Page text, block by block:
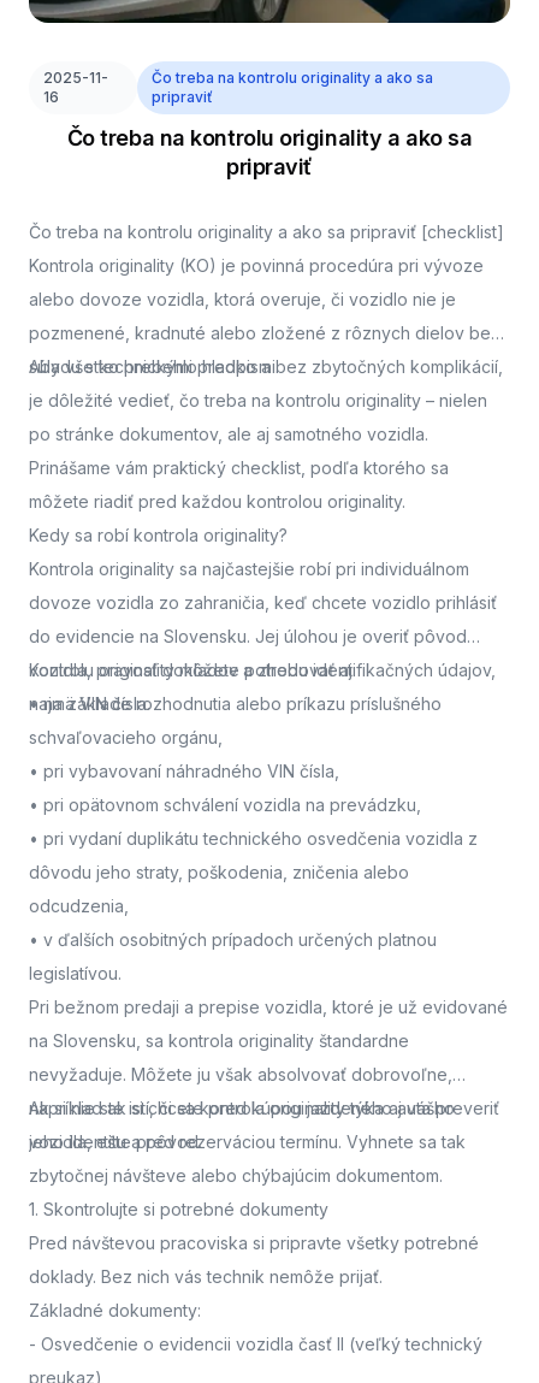
2025-11-
16
Čo treba na kontrolu originality a ako sa
pripraviť
Čo treba na kontrolu originality a ako sa
pripraviť
Čo treba na kontrolu originality a ako sa pripraviť [checklist]
Kontrola originality (KO) je povinná procedúra pri vývoze
alebo dovoze vozidla, ktorá overuje, či vozidlo nie je
pozmenené, kradnuté alebo zložené z rôznych dielov bez
súladu s technickými predpismi.
Aby všetko prebehlo hladko a bez zbytočných komplikácií,
je dôležité vedieť, čo treba na kontrolu originality – nielen
po stránke dokumentov, ale aj samotného vozidla.
Prinášame vám praktický checklist, podľa ktorého sa
môžete riadiť pred každou kontrolou originality.
Kedy sa robí kontrola originality?
Kontrola originality sa najčastejšie robí pri individuálnom
dovoze vozidla zo zahraničia, keď chcete vozidlo prihlásiť
do evidencie na Slovensku. Jej úlohou je overiť pôvod
vozidla, pravosť dokladov a zhodu identifikačných údajov,
najmä VIN čísla.
Kontrolu originality môžete potrebovať aj:
• na základe rozhodnutia alebo príkazu príslušného
schvaľovacieho orgánu,
• pri vybavovaní náhradného VIN čísla,
• pri opätovnom schválení vozidla na prevádzku,
• pri vydaní duplikátu technického osvedčenia vozidla z
dôvodu jeho straty, poškodenia, zničenia alebo
odcudzenia,
• v ďalších osobitných prípadoch určených platnou
legislatívou.
Pri bežnom predaji a prepise vozidla, ktoré je už evidované
na Slovensku, sa kontrola originality štandardne
nevyžaduje. Môžete ju však absolvovať dobrovoľne,
napríklad ak si chcete pred kúpou jazdeného auta preveriť
jeho identitu a pôvod.
Ak si nie ste istí, či sa kontrola originality týka aj vášho
vozidla,ešte pred rezerváciou termínu. Vyhnete sa tak
zbytočnej návšteve alebo chýbajúcim dokumentom.
1. Skontrolujte si potrebné dokumenty
Pred návštevou pracoviska si pripravte všetky potrebné
doklady. Bez nich vás technik nemôže prijať.
Základné dokumenty:
- Osvedčenie o evidencii vozidla časť II (veľký technický
preukaz)